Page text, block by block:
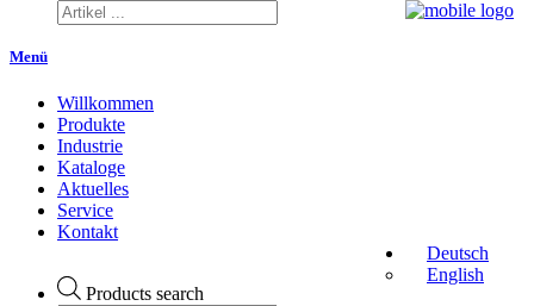
Menü
Willkommen
Produkte
Industrie
Kataloge
Aktuelles
Service
Kontakt
Products search
Deutsch
English